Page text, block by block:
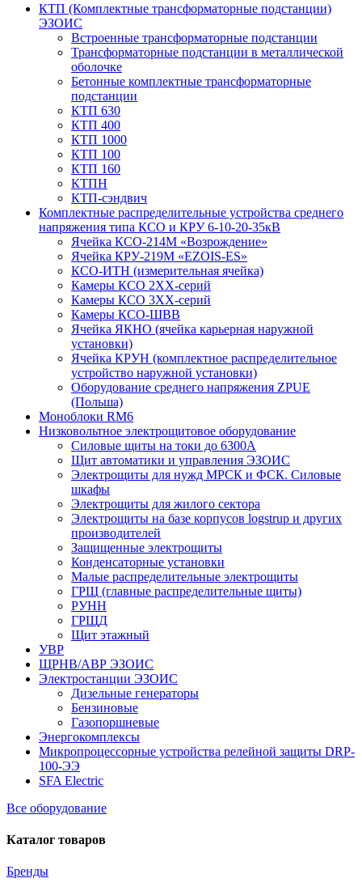
КТП (Комплектные трансформаторные подстанции)
ЭЗОИС
Встроенные трансформаторные подстанции
Трансформаторные подстанции в металлической
оболочке
Бетонные комплектные трансформаторные
подстанции
КТП 630
КТП 400
КТП 1000
КТП 100
КТП 160
КТПН
КТП-сэндвич
Комплектные распределительные устройства среднего
напряжения типа КСО и КРУ 6-10-20-35кВ
Ячейка КСО-214М «Возрождение»
Ячейка КРУ-219М «EZOIS-ES»
КСО-ИТН (измерительная ячейка)
Камеры КСО 2ХХ-серий
Камеры КСО 3ХХ-серий
Камеры КСО-ШВВ
Ячейка ЯКНО (ячейка карьерная наружной
установки)
Ячейка КРУН (комплектное распределительное
устройство наружной установки)
Оборудование среднего напряжения ZPUE
(Польша)
Моноблоки RM6
Низковольтное электрощитовое оборудование
Силовые щиты на токи до 6300А
Щит автоматики и управления ЭЗОИС
Электрощиты для нужд МРСК и ФСК. Силовые
шкафы
Электрощиты для жилого сектора
Электрощиты на базе корпусов logstrup и других
производителей
Защищенные электрощиты
Конденсаторные установки
Малые распределительные электрощиты
ГРЩ (главные распределительные щиты)
РУНН
ГРЩД
Щит этажный
УВР
ЩРНВ/АВР ЭЗОИС
Электростанции ЭЗОИС
Дизельные генераторы
Бензиновые
Газопоршневые
Энергокомплексы
Микропроцессорные устройства релейной защиты DRP-
100-ЭЭ
SFA Electric
Все оборудование
Каталог товаров
Бренды